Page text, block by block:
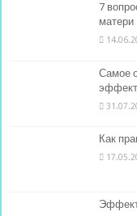
7
матери
Самое
Как